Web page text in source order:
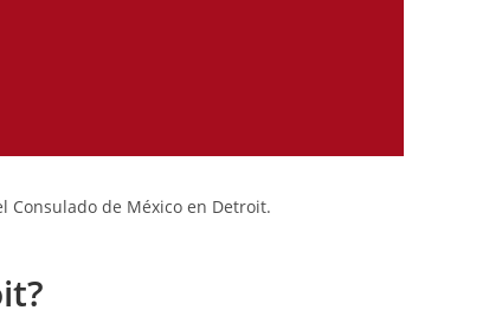
Consulado de México en Detroit.